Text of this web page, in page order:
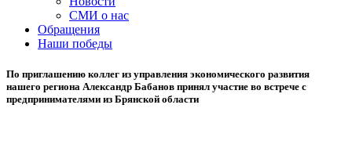
СМИ о нас
Обращения
Наши победы
По приглашению коллег из управления экономического развития
нашего региона Александр Бабанов принял участие во встрече с
предпринимателями из Брянской области